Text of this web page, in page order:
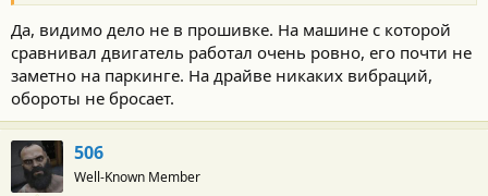
Да, видимо дело не в прошивке. На машине с которой
сравнивал двигатель работал очень ровно, его почти не
заметно на паркинге. На драйве никаких вибраций,
обороты не бросает.
506
Well-Known Member